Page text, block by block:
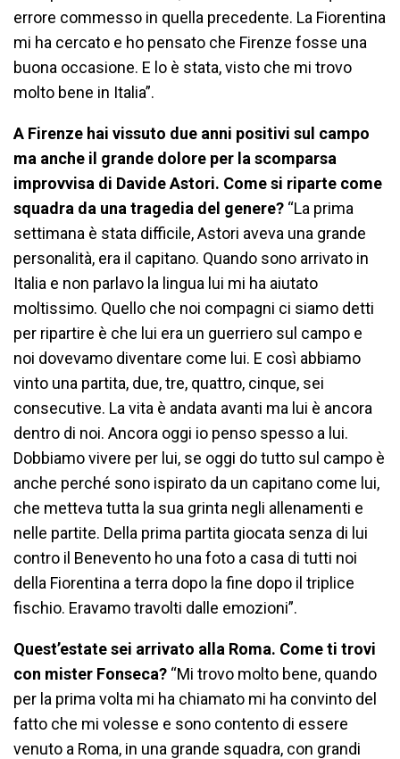
errore commesso in quella precedente. La Fiorentina
mi ha cercato e ho pensato che Firenze fosse una
buona occasione. E lo è stata, visto che mi trovo
molto bene in Italia”.
A Firenze hai vissuto due anni positivi sul campo
ma anche il grande dolore per la scomparsa
improvvisa di Davide Astori. Come si riparte come
squadra da una tragedia del genere? “La prima
settimana è stata difficile, Astori aveva una grande
personalità, era il capitano. Quando sono arrivato in
Italia e non parlavo la lingua lui mi ha aiutato
moltissimo. Quello che noi compagni ci siamo detti
per ripartire è che lui era un guerriero sul campo e
noi dovevamo diventare come lui. E così abbiamo
vinto una partita, due, tre, quattro, cinque, sei
consecutive. La vita è andata avanti ma lui è ancora
dentro di noi. Ancora oggi io penso spesso a lui.
Dobbiamo vivere per lui, se oggi do tutto sul campo è
anche perché sono ispirato da un capitano come lui,
che metteva tutta la sua grinta negli allenamenti e
nelle partite. Della prima partita giocata senza di lui
contro il Benevento ho una foto a casa di tutti noi
della Fiorentina a terra dopo la fine dopo il triplice
fischio. Eravamo travolti dalle emozioni”.
Quest’estate sei arrivato alla Roma. Come ti trovi
con mister Fonseca? “Mi trovo molto bene, quando
per la prima volta mi ha chiamato mi ha convinto del
fatto che mi volesse e sono contento di essere
venuto a Roma, in una grande squadra, con grandi